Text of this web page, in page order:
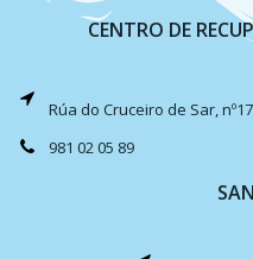
CENTRO DE
Rúa do Cruceiro de Sar,
981 02 05 89